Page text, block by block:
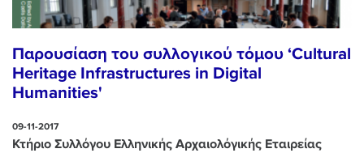
Παρουσίαση του συλλογικού τόμου ‘Cultural
Heritage Infrastructures in Digital
Humanities'
09-11-2017
Κτήριο Συλλόγου Ελληνικής Αρχαιολόγικής Εταιρείας